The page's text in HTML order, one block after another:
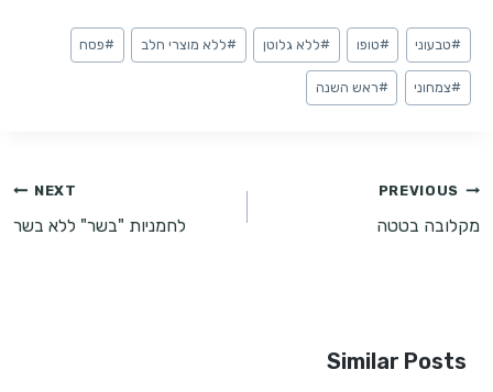
Post
Tags:
#טבעוני #טופו #ללא גלוטן #ללא מוצרי חלב #פסח
#צמחוני #ראש השנה
ניווטPREVIOUS
מקלובה בטטה
NEXT
לחמניות "בשר" ללא בשר
Similar Posts